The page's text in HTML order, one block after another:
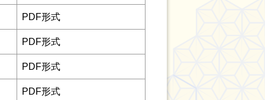
PDF形式
PDF形式
PDF形式
PDF形式